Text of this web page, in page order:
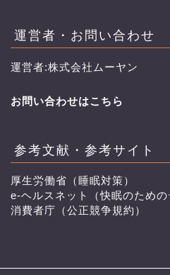
運営者・お問い合わせ
運営者:株式会社ムーヤン
お問い合わせはこちら
参考文献・参考サイト
厚生労働省（睡眠対策）
e-ヘルスネット（快眠のための
消費者庁（公正競争規約）